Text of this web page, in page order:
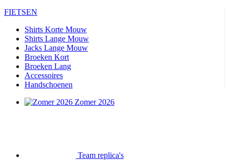
FIETSEN
Shirts Korte Mouw
Shirts Lange Mouw
Jacks Lange Mouw
Broeken Kort
Broeken Lang
Accessoires
Handschoenen
Zomer 2026
Team replica's